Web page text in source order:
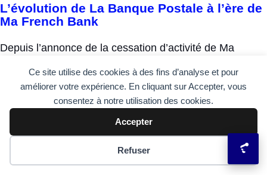
Ce site utilise des cookies à des fins d’analyse et pour
améliorer votre expérience. En cliquant sur Accepter, vous
consentez à notre utilisation des cookies.
Accepter
Refuser
Préférences des cookies
L’évolution de La Banque Postale à l’ère de
Ma French Bank
Depuis l’annonce de la cessation d’activité de Ma
French Bank, la trajectoire de La Banque Postale attire
toutes les attentions. Largement perçue comme un
virage ...